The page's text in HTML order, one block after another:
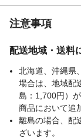
注意事項
配送地域・送料
北海道、沖縄県
場合は、地域配
島：1,700円）
商品において追
離島の場合、配
ざいます。